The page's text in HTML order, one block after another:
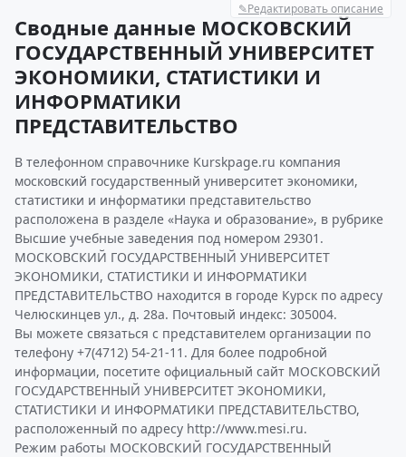
✎Редактировать описание
Сводные данные МОСКОВСКИЙ
ГОСУДАРСТВЕННЫЙ УНИВЕРСИТЕТ
ЭКОНОМИКИ, СТАТИСТИКИ И
ИНФОРМАТИКИ
ПРЕДСТАВИТЕЛЬСТВО
В телефонном справочнике Kurskpage.ru компания
московский государственный университет экономики,
статистики и информатики представительство
расположена в разделе «Наука и образование», в рубрике
Высшие учебные заведения под номером 29301.
МОСКОВСКИЙ ГОСУДАРСТВЕННЫЙ УНИВЕРСИТЕТ
ЭКОНОМИКИ, СТАТИСТИКИ И ИНФОРМАТИКИ
ПРЕДСТАВИТЕЛЬСТВО находится в городе Курск по адресу
Челюскинцев ул., д. 28а. Почтовый индекс: 305004.
Вы можете связаться с представителем организации по
телефону +7(4712) 54-21-11. Для более подробной
информации, посетите официальный сайт МОСКОВСКИЙ
ГОСУДАРСТВЕННЫЙ УНИВЕРСИТЕТ ЭКОНОМИКИ,
СТАТИСТИКИ И ИНФОРМАТИКИ ПРЕДСТАВИТЕЛЬСТВО,
расположенный по адресу http://www.mesi.ru.
Режим работы МОСКОВСКИЙ ГОСУДАРСТВЕННЫЙ